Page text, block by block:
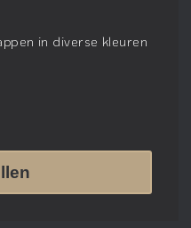
in diverse kleuren